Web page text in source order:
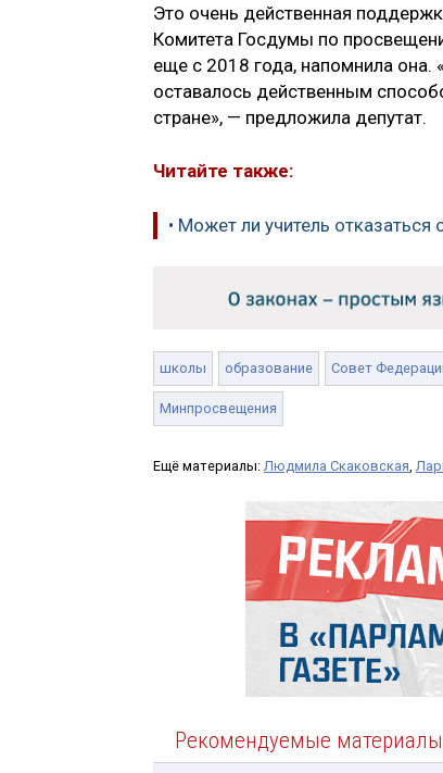
Это очень действенная
Комитета Госдумы по
еще с 2018 года, напомнила она.
оставалось действенным
стране», — предложила депутат.
Читайте также:
• Может ли учитель отказаться
школы образование Совет
Минпросвещения
Ещё материалы: Людмила Скаковская,
Рекомендуемые материалы